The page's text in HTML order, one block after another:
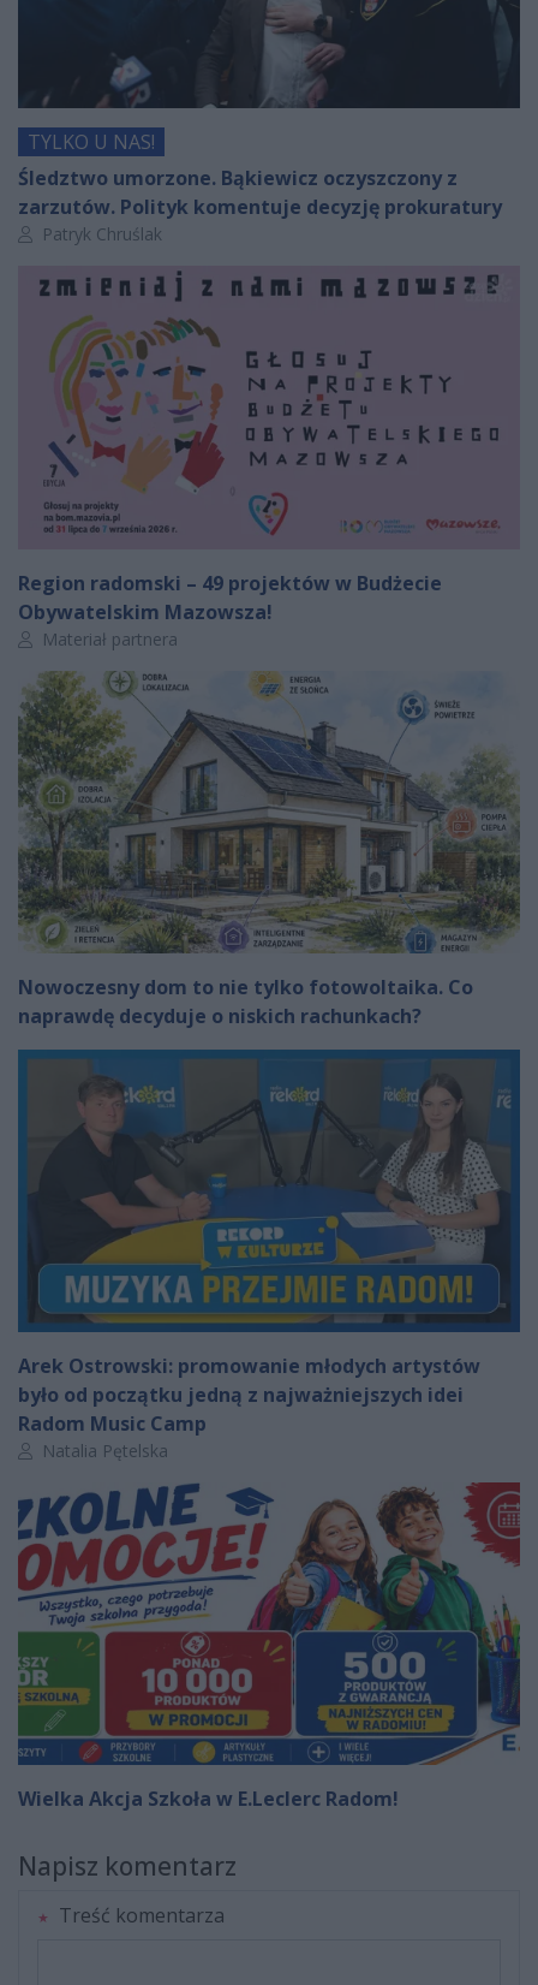
TYLKO U NAS!
Śledztwo umorzone. Bąkiewicz oczyszczony z
zarzutów. Polityk komentuje decyzję prokuratury
Autor artykułu:
Patryk Chruślak
Region radomski – 49 projektów w Budżecie
Obywatelskim Mazowsza!
Autor artykułu:
Materiał partnera
Nowoczesny dom to nie tylko fotowoltaika. Co
naprawdę decyduje o niskich rachunkach?
Arek Ostrowski: promowanie młodych artystów
było od początku jedną z najważniejszych idei
Radom Music Camp
Autor artykułu:
Natalia Pętelska
Wielka Akcja Szkoła w E.Leclerc Radom!
Napisz komentarz
Treść komentarza